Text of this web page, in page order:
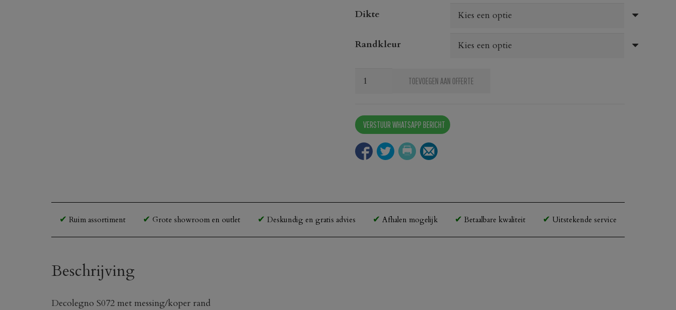
Dikte
Randkleur
Decolegno
messing/koper
rand
aantal
TOEVOEGEN AAN OFFERTE
VERSTUUR WHATSAPP BERICHT
Ruim assortiment Grote showroom en outlet Deskundig en gratis advies Afhalen mogelijk Betaalbare kwaliteit Uitstekende service
Beschrijving
Decolegno S072 met messing/koper rand